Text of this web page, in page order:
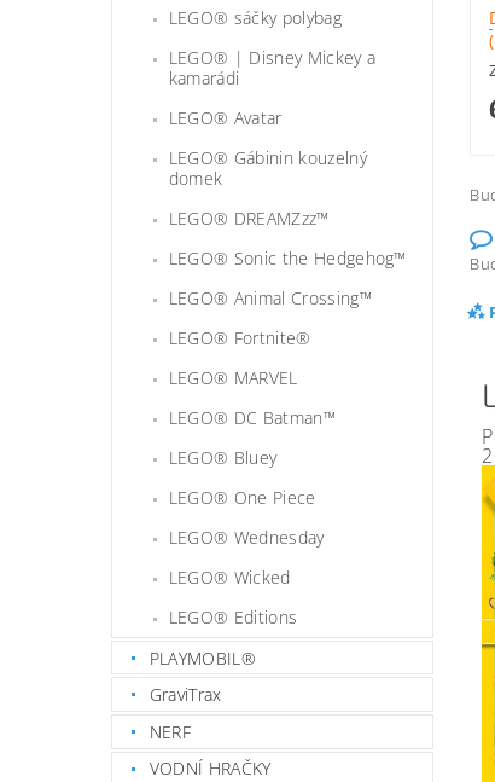
LEGO® sáčky polybag
LEGO® | Disney Mickey a
kamarádi
LEGO® Avatar
LEGO® Gábinin kouzelný
domek
LEGO® DREAMZzz™
LEGO® Sonic the Hedgehog™
LEGO® Animal Crossing™
LEGO® Fortnite®
LEGO® MARVEL
LEGO® DC Batman™
LEGO® Bluey
LEGO® One Piece
LEGO® Wednesday
LEGO® Wicked
LEGO® Editions
PLAYMOBIL®
GraviTrax
NERF
VODNÍ HRAČKY